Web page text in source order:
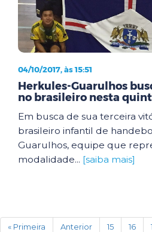
04/10/2017, às 15:51
Herkules-Guarulhos
no brasileiro nesta
Em busca de sua terceira
brasileiro infantil de
Guarulhos, equipe que
modalidade... [saiba mais]
« Primeira Anterior 15 16